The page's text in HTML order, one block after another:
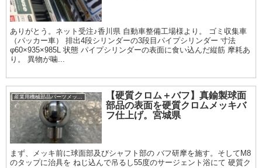
ありがとう。ネット受注♪香川県 自動車整備工場様より。 ゴミ収集車
（パッカー車） 排出4段シリンダーの3段目パイプシリンダー 寸法
φ60×935×985L 状態 パイプシリンダーの表面に食い込んだ縦筋 摩耗あ
り。 異物が噛...
産業用機械部品パーツメッキ加工履歴
【硬質クロム＋バフ】真鍮製球面
部品の表面を硬質クロムメッキバ
フ仕上げ。宮城県
まず、メッキ前に球面部及びシャフト部の バフ研摩を施す。そしてM8
のタップに治具を ねじ込んで吊るし55度のサージェント浴にて 硬質ク